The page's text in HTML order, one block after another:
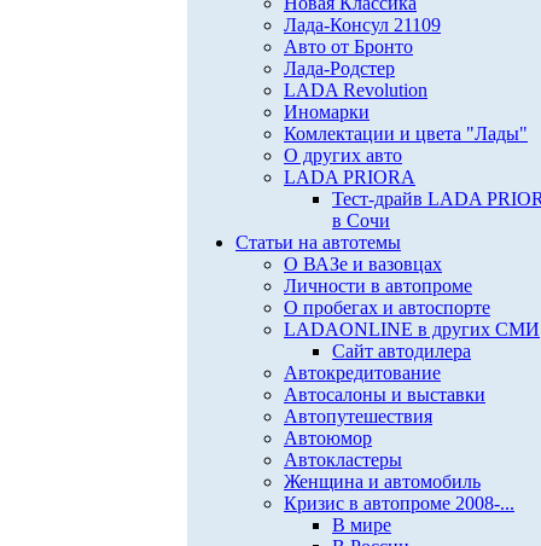
Лада-Консул 21109
Авто от Бронто
Лада-Родстер
LADA Revolution
Иномарки
Комлектации и цвета "Лады"
О других авто
LADA PRIORA
Тест-драйв LADA
в Сочи
Статьи на автотемы
О ВАЗе и вазовцах
Личности в автопроме
О пробегах и автоспорте
LADAONLINE в других СМИ
Сайт автодилера
Автокредитование
Автосалоны и выставки
Автопутешествия
Автоюмор
Автокластеры
Женщина и автомобиль
Кризис в автопроме 2008-...
В мире